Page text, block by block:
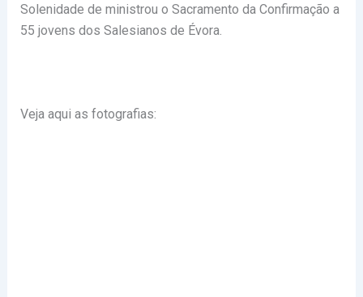
Solenidade de ministrou o Sacramento da Confirmação a
55 jovens dos Salesianos de Évora.
Veja aqui as fotografias: